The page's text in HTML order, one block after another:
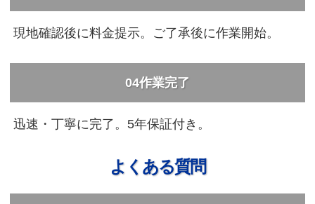
現地確認後に料金提示。ご了承後に作業開始。
04作業完了
迅速・丁寧に完了。5年保証付き。
よくある質問